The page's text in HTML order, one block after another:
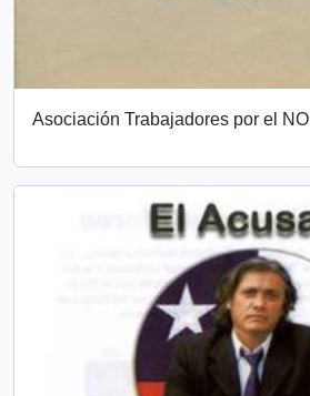
Asociación Trabajadores por el NO